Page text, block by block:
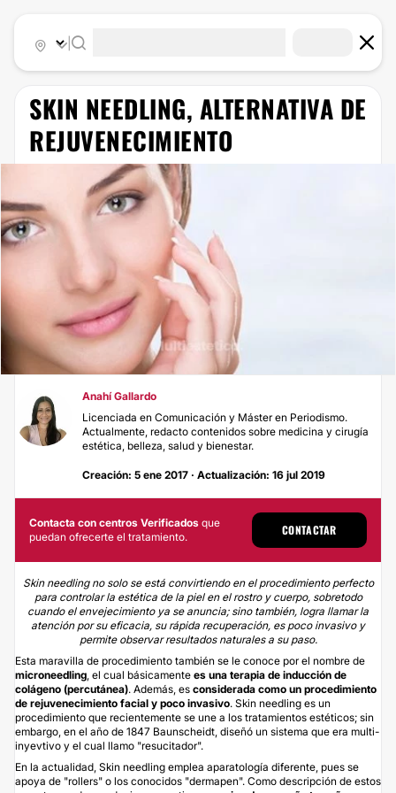
​SKIN NEEDLING, ALTERNATIVA DE
REJUVENECIMIENTO
Anahí Gallardo
Licenciada en Comunicación y Máster en Periodismo.
Actualmente, redacto contenidos sobre medicina y cirugía
estética, belleza, salud y bienestar.
Creación: 5 ene 2017 · Actualización: 16 jul 2019
Contacta con centros Verificados que
puedan ofrecerte el tratamiento.
CONTACTAR
Skin needling no solo se está convirtiendo en el procedimiento perfecto
para controlar la estética de la piel en el rostro y cuerpo, sobretodo
cuando el envejecimiento ya se anuncia; sino también, logra llamar la
atención por su eficacia, su rápida recuperación, es poco invasivo y
permite observar resultados naturales a su paso.
Esta maravilla de procedimiento también se le conoce por el nombre de
microneedling , el cual básicamente es una terapia de inducción de
colágeno (percutánea). Además, es considerada como un procedimiento
de rejuvenecimiento facial y poco invasivo. Skin needling es un
procedimiento que recientemente se une a los tratamientos estéticos; sin
embargo, en el año de 1847 Baunscheidt, diseñó un sistema que era multi-
inyevtivo y el cual llamo "resucitador".
En la actualidad, Skin needling emplea aparatología diferente, pues se
apoya de "rollers" o los conocidos "dermapen". Como descripción de estos